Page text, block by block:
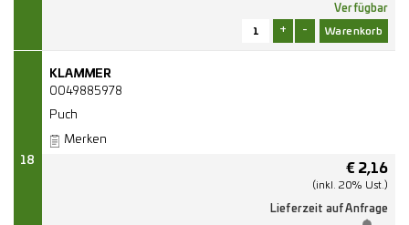
Verfügbar
+ -
18
KLAMMER
0049885978
Puch
Merken
€ 2,16
(inkl. 20% Ust.)
Lieferzeit auf Anfrage